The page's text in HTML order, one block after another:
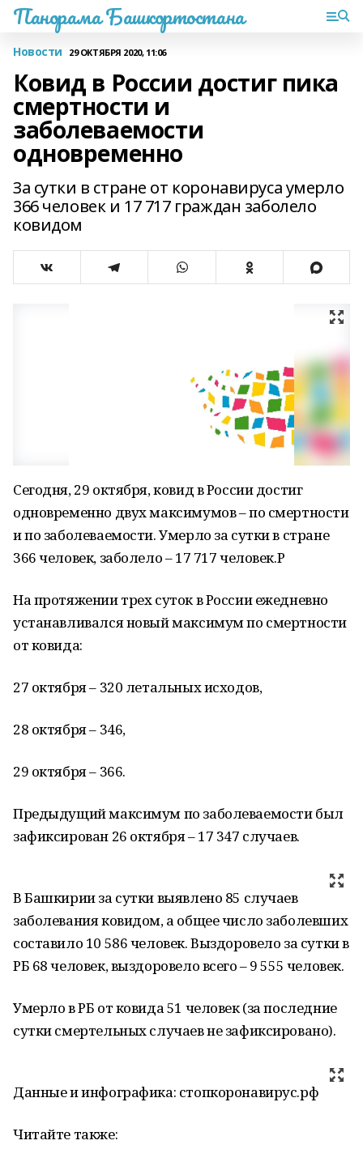
Панорама Башкортостана
Новости 29 ОКТЯБРЯ 2020, 11:06
Ковид в России достиг пика
смертности и
заболеваемости
одновременно
За сутки в стране от коронавируса умерло
366 человек и 17 717 граждан заболело
ковидом
Сегодня, 29 октября, ковид в России достиг
одновременно двух максимумов – по смертности
и по заболеваемости. Умерло за сутки в стране
366 человек, заболело – 17 717 человек.Р
На протяжении трех суток в России ежедневно
устанавливался новый максимум по смертности
от ковида:
27 октября – 320 летальных исходов,
28 октября – 346,
29 октября – 366.
Предыдущий максимум по заболеваемости был
зафиксирован 26 октября – 17 347 случаев.
В Башкирии за сутки выявлено 85 случаев
заболевания ковидом, а общее число заболевших
составило 10 586 человек. Выздоровело за сутки в
РБ 68 человек, выздоровело всего – 9 555 человек.
Умерло в РБ от ковида 51 человек (за последние
сутки смертельных случаев не зафиксировано).
Данные и инфографика: стопкоронавирус.рф
Читайте также: